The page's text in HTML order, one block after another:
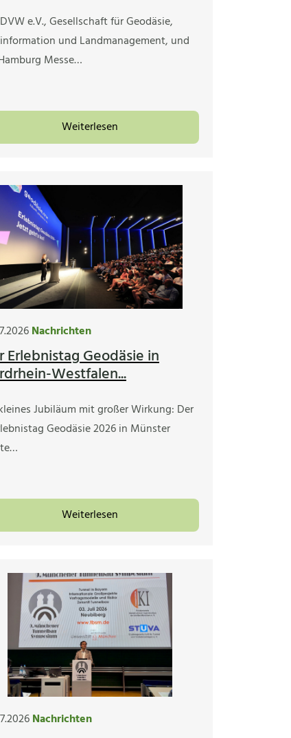
e.V., Gesellschaft für Geodäsie,
und Landmanagement, und
Messe…
Weiterlesen
Nachrichten
Erlebnistag Geodäsie in
Westfalen...
Jubiläum mit großer Wirkung: Der
Geodäsie 2026 in Münster
Weiterlesen
Nachrichten